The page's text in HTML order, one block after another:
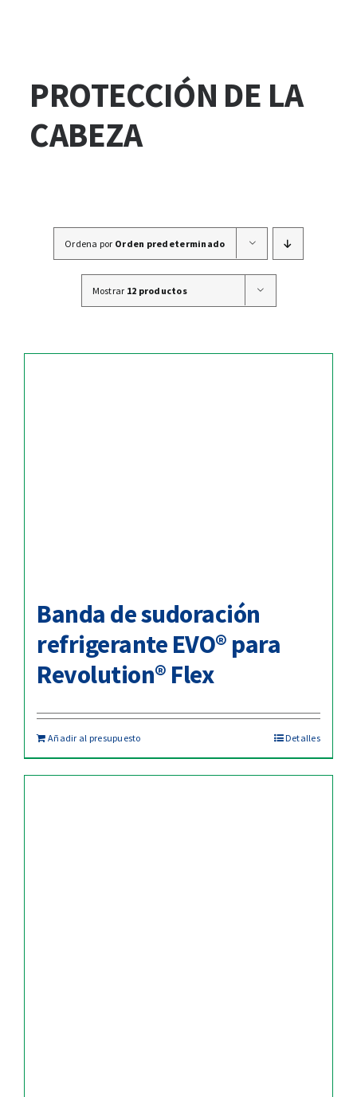
PROTECCIÓN DE LA
CABEZA
Ordena por Orden predeterminado
Mostrar 12 productos
Banda de sudoración
refrigerante EVO® para
Revolution® Flex
Añadir al presupuesto Detalles